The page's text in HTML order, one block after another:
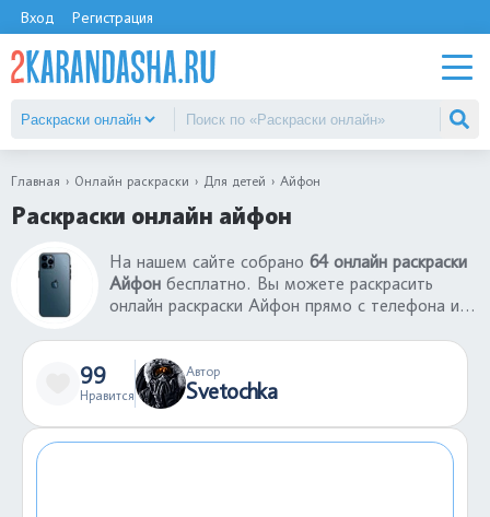
Вход Регистрация
Главная Онлайн раскраски Для детей Айфон
Раскраски онлайн айфон
На нашем сайте собрано 64 онлайн раскраски
Айфон бесплатно. Вы можете раскрасить
онлайн раскраски Айфон прямо с телефона и
придешь домой, играйте в раскраски-онлайн
вместе с друзьями в любое время. Раскраски
онлайн - хороший способ провести время с
пользой. Если понравились раскраски онлайн
99
Нравится
Автор
Svetochka